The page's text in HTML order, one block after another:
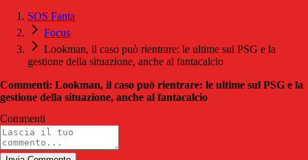
SOS Fanta
Focus
Lookman, il caso può rientrare: le ultime sul PSG e la
gestione della situazione, anche al fantacalcio
Commenti: Lookman, il caso può rientrare: le ultime sul PSG e la
gestione della situazione, anche al fantacalcio
Commenti